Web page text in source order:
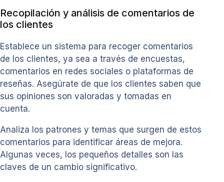
Recopilación y análisis de comentarios de
los clientes
Establece un sistema para recoger comentarios
de los clientes, ya sea a través de encuestas,
comentarios en redes sociales o plataformas de
reseñas. Asegúrate de que los clientes saben que
sus opiniones son valoradas y tomadas en
cuenta.
Analiza los patrones y temas que surgen de estos
comentarios para identificar áreas de mejora.
Algunas veces, los pequeños detalles son las
claves de un cambio significativo.